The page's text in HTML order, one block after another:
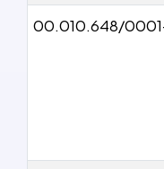
00.010.648/